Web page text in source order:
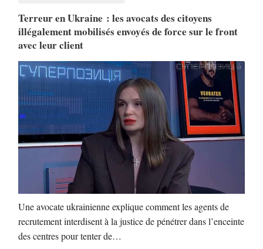
Terreur en Ukraine : les avocats des citoyens
illégalement mobilisés envoyés de force sur le front
avec leur client
Une avocate ukrainienne explique comment les agents de
recrutement interdisent à la justice de pénétrer dans l’enceinte
des centres pour tenter de…